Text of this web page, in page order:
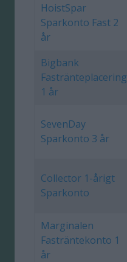
HoistSpar
Sparkonto Fast 2
år
Bigbank
Fastränteplacering
1 år
SevenDay
Sparkonto 3 år
Collector 1-årigt
Sparkonto
Marginalen
Fasträntekonto 1
år